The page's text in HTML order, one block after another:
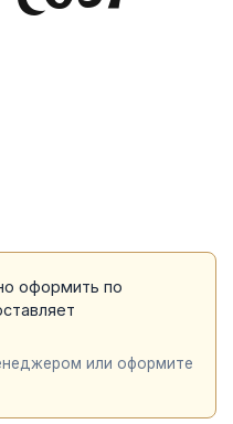
оформить по
или оформите